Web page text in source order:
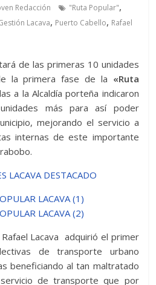
Redacción "Ruta Popular",
Lacava, Puerto Cabello, Rafael
de las primeras 10 unidades
la primera fase de la «Ruta
a la Alcaldía porteña indicaron
más para así poder
mejorando el servicio a
internas de este importante
Lacava adquirió el primer
de transporte urbano
beneficiando al tan maltratado
de transporte que por